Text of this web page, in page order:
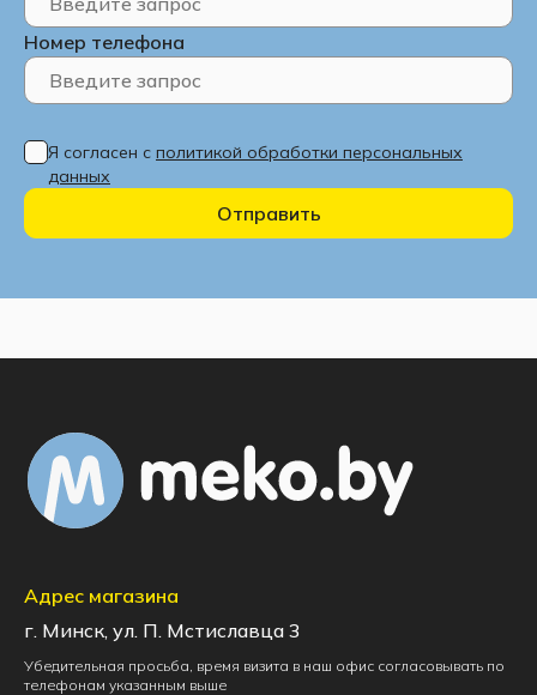
Номер телефона
Я согласен с политикой обработки персональных
данных
Отправить
Адрес магазина
г. Минск, ул. П. Мстиславца 3
Убедительная просьба, время визита в наш офис согласовывать по
телефонам указанным выше